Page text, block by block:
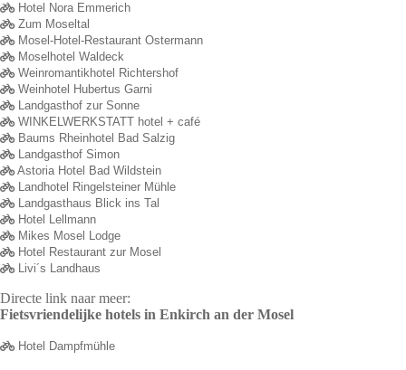
Hotel Nora Emmerich
Zum Moseltal
Mosel-Hotel-Restaurant Ostermann
Moselhotel Waldeck
Weinromantikhotel Richtershof
Weinhotel Hubertus Garni
Landgasthof zur Sonne
WINKELWERKSTATT hotel + café
Baums Rheinhotel Bad Salzig
Landgasthof Simon
Astoria Hotel Bad Wildstein
Landhotel Ringelsteiner Mühle
Landgasthaus Blick ins Tal
Hotel Lellmann
Mikes Mosel Lodge
Hotel Restaurant zur Mosel
Livi´s Landhaus
Directe link naar meer:
Fietsvriendelijke hotels in Enkirch an der Mosel
Hotel Dampfmühle